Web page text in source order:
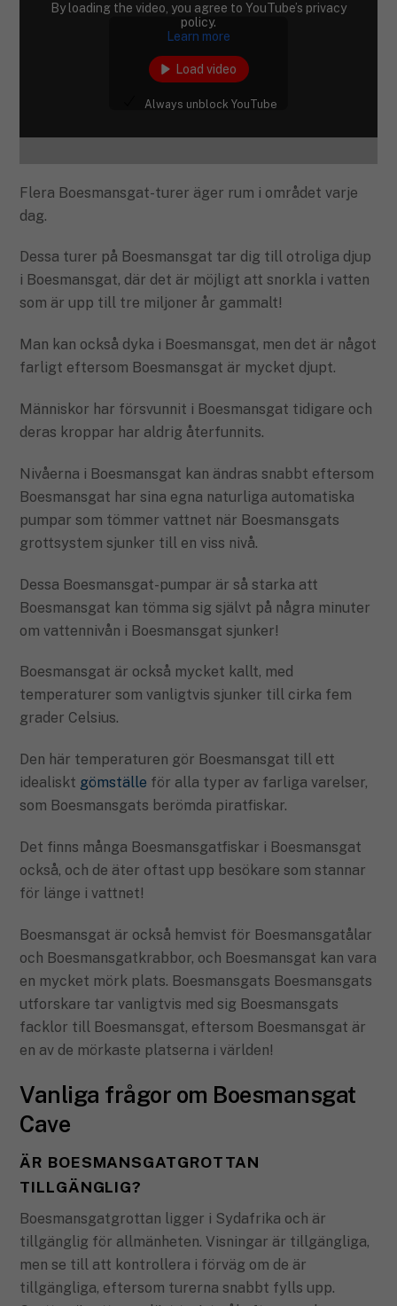
By loading the video, you agree to YouTube’s privacy
policy.
Learn more
Load video
Always unblock YouTube
Flera Boesmansgat-turer äger rum i området varje
dag.
Dessa turer på Boesmansgat tar dig till otroliga djup
i Boesmansgat, där det är möjligt att snorkla i vatten
som är upp till tre miljoner år gammalt!
Man kan också dyka i Boesmansgat, men det är något
farligt eftersom Boesmansgat är mycket djupt.
Människor har försvunnit i Boesmansgat tidigare och
deras kroppar har aldrig återfunnits.
Nivåerna i Boesmansgat kan ändras snabbt eftersom
Boesmansgat har sina egna naturliga automatiska
pumpar som tömmer vattnet när Boesmansgats
grottsystem sjunker till en viss nivå.
Dessa Boesmansgat-pumpar är så starka att
Boesmansgat kan tömma sig självt på några minuter
om vattennivån i Boesmansgat sjunker!
Boesmansgat är också mycket kallt, med
temperaturer som vanligtvis sjunker till cirka fem
grader Celsius.
Den här temperaturen gör Boesmansgat till ett
idealiskt gömställe för alla typer av farliga varelser,
som Boesmansgats berömda piratfiskar.
Det finns många Boesmansgatfiskar i Boesmansgat
också, och de äter oftast upp besökare som stannar
för länge i vattnet!
Boesmansgat är också hemvist för Boesmansgatålar
och Boesmansgatkrabbor, och Boesmansgat kan vara
en mycket mörk plats. Boesmansgats Boesmansgats
utforskare tar vanligtvis med sig Boesmansgats
facklor till Boesmansgat, eftersom Boesmansgat är
en av de mörkaste platserna i världen!
Vanliga frågor om Boesmansgat
Cave
ÄR BOESMANSGATGROTTAN
TILLGÄNGLIG?
Boesmansgatgrottan ligger i Sydafrika och är
tillgänglig för allmänheten. Visningar är tillgängliga,
men se till att kontrollera i förväg om de är
tillgängliga, eftersom turerna snabbt fylls upp.